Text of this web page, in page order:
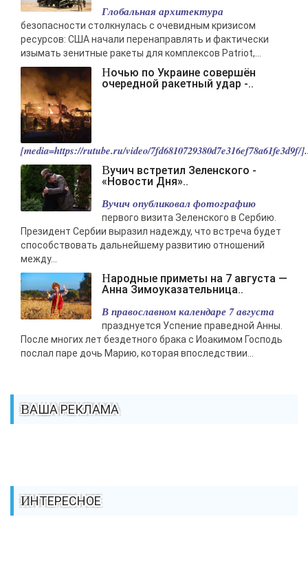
-- Люблю давать советы и очень не люблю, когда их дают мне.
Глобальная архитектура
безопасности столкнулась с очевидным кризисом
ресурсов: США начали перенаправлять и фактически
изымать зенитные ракеты для комплексов Patriot,...
Ночью по Украине совершён
очередной ракетный удар -..
[media=https://rutube.ru/video/7fd6810729380d7e316ef78a61fe3d9f/
Вучич встретил Зеленского -
«Новости Дня»..
Вучич опубликовал фотографию
первого визита Зеленского в Сербию.
Президент Сербии выразил надежду, что встреча будет
способствовать дальнейшему развитию отношений
между...
Народные приметы на 7 августа —
Анна Зимоуказательница..
В православном календаре 7 августа
празднуется Успение праведной Анны.
После многих лет бездетного брака с Иоакимом Господь
послал паре дочь Марию, которая впоследствии...
ВАША РЕКЛАМА
ИНТЕРЕСНОЕ